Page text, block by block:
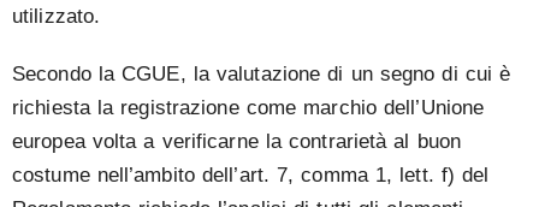
utilizzato.
Secondo la CGUE, la valutazione di un segno di cui è
richiesta la registrazione come marchio dell’Unione
europea volta a verificarne la contrarietà al buon
costume nell’ambito dell’art. 7, comma 1, lett. f) del